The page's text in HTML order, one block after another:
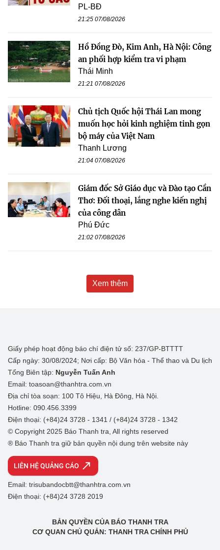
PL-BĐ
21:25 07/08/2026
Hồ Đồng Đò, Kim Anh, Hà Nội: Công
an phối hợp kiểm tra vi phạm
Thái Minh
21:21 07/08/2026
Chủ tịch Quốc hội Thái Lan mong
muốn học hỏi kinh nghiệm tinh gọn
bộ máy của Việt Nam
Thanh Lương
21:04 07/08/2026
Giám đốc Sở Giáo dục và Đào tạo Cần
Thơ: Đối thoại, lắng nghe kiến nghị
của công dân
Phú Đức
21:02 07/08/2026
Xem thêm
Giấy phép hoạt động báo chí điện tử số: 237/GP-BTTTT
Cấp ngày: 30/08/2024; Nơi cấp: Bộ Văn hóa - Thể thao và Du lịch
Tổng Biên tập: Nguyễn Tuấn Anh
Email: toasoan@thanhtra.com.vn
Địa chỉ tòa soạn: 100 Tô Hiệu, Hà Đông, Hà Nội.
Hotline: 090.456.3399
Điện thoại: (+84)24 3728 - 1341 / (+84)24 3728 - 1342
© Copyright 2025 Báo Thanh tra, All rights reserved
® Báo Thanh tra giữ bản quyền nội dung trên website này
LIÊN HỆ QUẢNG CÁO
Email: trisubandocbtt@thanhtra.com.vn
Điện thoại: (+84)24 3728 2019
BẢN QUYỀN CỦA BÁO THANH TRA
CƠ QUAN CHỦ QUẢN: THANH TRA CHÍNH PHỦ